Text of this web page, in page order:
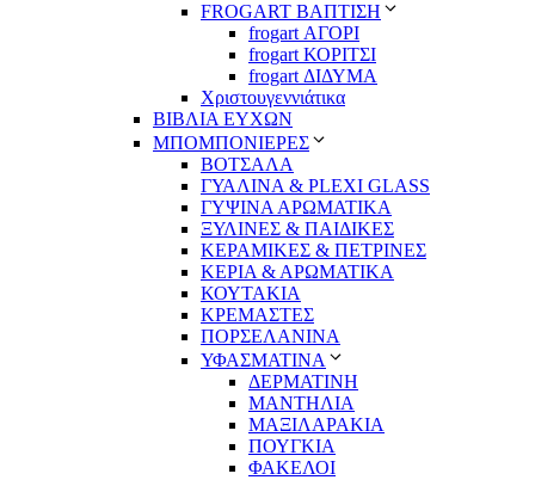
FROGART ΒΑΠΤΙΣΗ
frogart ΑΓΟΡΙ
frogart ΚΟΡΙΤΣΙ
frogart ΔΙΔΥΜΑ
Χριστουγεννιάτικα
ΒΙΒΛΙΑ ΕΥΧΩΝ
ΜΠΟΜΠΟΝΙΕΡΕΣ
ΒΟΤΣΑΛΑ
ΓΥΑΛΙΝΑ & PLEXI GLASS
ΓΥΨΙΝΑ ΑΡΩΜΑΤΙΚΑ
ΞΥΛΙΝΕΣ & ΠΑΙΔΙΚΕΣ
ΚΕΡΑΜΙΚΕΣ & ΠΕΤΡΙΝΕΣ
ΚΕΡΙΑ & ΑΡΩΜΑΤΙΚΑ
ΚΟΥΤΑΚΙΑ
ΚΡΕΜΑΣΤΕΣ
ΠΟΡΣΕΛΑΝΙΝΑ
ΥΦΑΣΜΑΤΙΝA
ΔΕΡΜΑΤΙΝΗ
ΜΑΝΤΗΛΙΑ
ΜΑΞΙΛΑΡΑΚΙΑ
ΠΟΥΓΚΙΑ
ΦΑΚΕΛΟΙ